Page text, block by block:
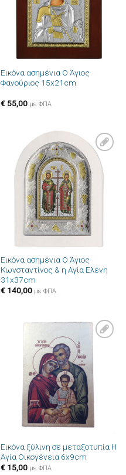
Εικόνα ασημένια Ο Άγιος
Φανούριος 15x21cm
€55,00 με ΦΠΑ
Πρόσθήκη
στην λίστα
επιθυμιών
Εικόνα ασημένια Ο Άγιος
Κωνσταντίνος & η Αγία Ελένη
31x37cm
€140,00 με ΦΠΑ
Πρόσθήκη
στην λίστα
επιθυμιών
Εικόνα ξύλινη σε μεταξοτυπία Η
Αγία Οικογένεια 6x9cm
€15,00 με ΦΠΑ